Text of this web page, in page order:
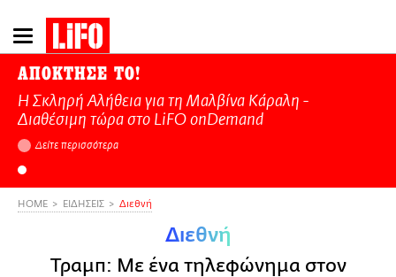
Παράκαμψη
προς
κυρίως
περιεχόμενο
ΑΠΟΚΤΗΣΕ ΤΟ!
Η Σκληρή Αλήθεια για τη Μαλβίνα Κάραλη -
Διαθέσιμη τώρα στo LiFO onDemand
Δείτε περισσότερα
HOME ΕΙΔΗΣΕΙΣ Διεθνή
Διεθνή
Τραμπ: Με ένα τηλεφώνημα στον